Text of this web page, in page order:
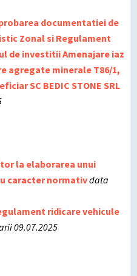
documentatiei de
Zonal si Regulament
de investitii Amenajare iaz
agregate minerale T86/1,
SC BEDIC STONE SRL
la elaborarea unui
caracter normativdata
ridicare vehicule
09.07.2025